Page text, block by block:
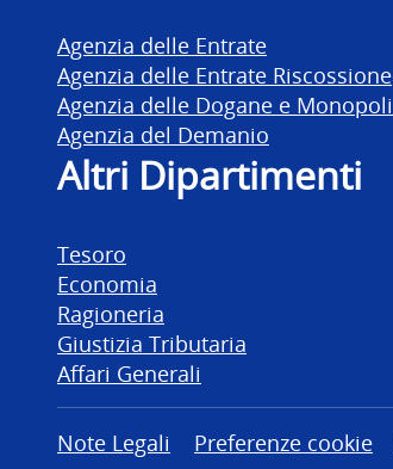
Agenzia delle Entrate
Agenzia delle Entrate Riscossione
Agenzia delle Dogane e Monopoli
Agenzia del Demanio
Altri Dipartimenti
Tesoro
Economia
Ragioneria
Giustizia Tributaria
Affari Generali
Altre informazioni
Note Legali Preferenze cookie